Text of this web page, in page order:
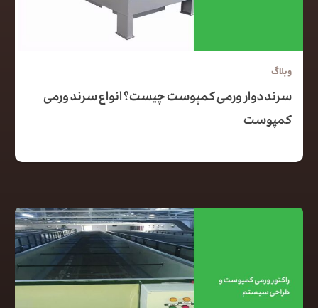
وبلاگ
سرند دوار ورمی کمپوست چیست؟ انواع سرند ورمی
کمپوست